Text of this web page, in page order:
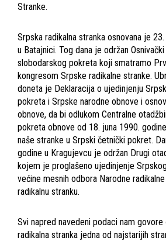
Stranke.
Srpska radikalna stranka osnovana je
u Batajnici. Tog dana je održan
slobodarskog pokreta koji smatramo
kongresom Srpske radikalne stranke.
doneta je Deklaracija o ujedinjenju
pokreta i Srpske narodne obnove i
obnove, da bi odlukom Centralne
pokreta obnove od 18. juna 1990.
naše stranke u Srpski četnički pokret.
godine u Kragujevcu je održan Drugi
kojem je proglašeno ujedinjenje
većine mesnih odbora Narodne
radikalnu stranku.
Svi napred navedeni podaci nam
radikalna stranka jedna od najstarijih